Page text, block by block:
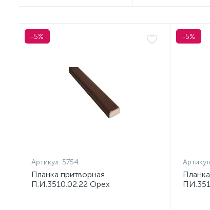
-5%
Артикул: 5754
Планка притворная
П.И.3510.02.22 Орех
-5%